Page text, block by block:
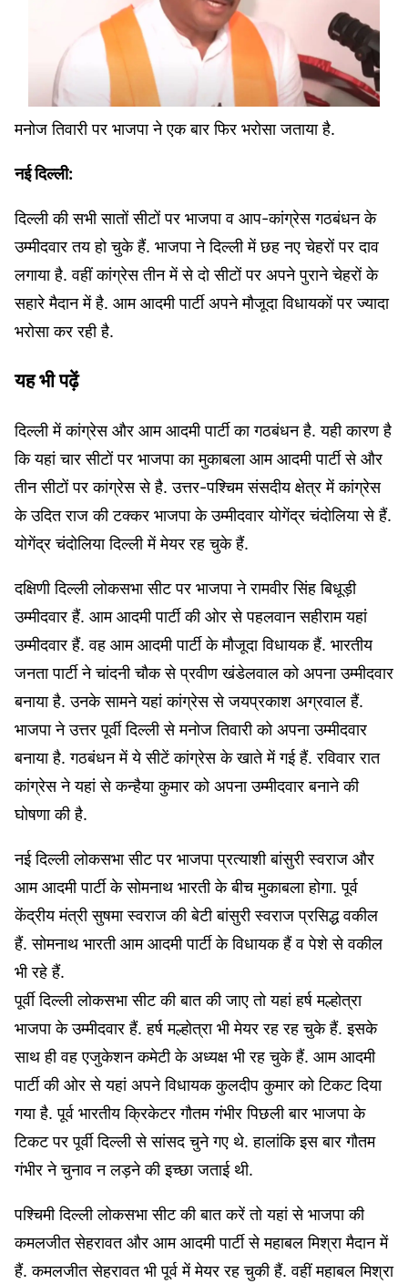
मनोज तिवारी पर भाजपा ने एक बार फिर भरोसा जताया है.
नई दिल्ली:
दिल्ली की सभी सातों सीटों पर भाजपा व आप-कांग्रेस गठबंधन के
उम्मीदवार तय हो चुके हैं. भाजपा ने दिल्ली में छह नए चेहरों पर दाव
लगाया है. वहीं कांग्रेस तीन में से दो सीटों पर अपने पुराने चेहरों के
सहारे मैदान में है. आम आदमी पार्टी अपने मौजूदा विधायकों पर ज्यादा
भरोसा कर रही है.
यह भी पढ़ें
दिल्ली में कांग्रेस और आम आदमी पार्टी का गठबंधन है. यही कारण है
कि यहां चार सीटों पर भाजपा का मुकाबला आम आदमी पार्टी से और
तीन सीटों पर कांग्रेस से है. उत्तर-पश्चिम संसदीय क्षेत्र में कांग्रेस
के उदित राज की टक्कर भाजपा के उम्मीदवार योगेंद्र चंदोलिया से हैं.
योगेंद्र चंदोलिया दिल्ली में मेयर रह चुके हैं.
दक्षिणी दिल्ली लोकसभा सीट पर भाजपा ने रामवीर सिंह बिधूड़ी
उम्मीदवार हैं. आम आदमी पार्टी की ओर से पहलवान सहीराम यहां
उम्मीदवार हैं. वह आम आदमी पार्टी के मौजूदा विधायक हैं. भारतीय
जनता पार्टी ने चांदनी चौक से प्रवीण खंडेलवाल को अपना उम्मीदवार
बनाया है. उनके सामने यहां कांग्रेस से जयप्रकाश अग्रवाल हैं.
भाजपा ने उत्तर पूर्वी दिल्ली से मनोज तिवारी को अपना उम्मीदवार
बनाया है. गठबंधन में ये सीटें कांग्रेस के खाते में गई हैं. रविवार रात
कांग्रेस ने यहां से कन्हैया कुमार को अपना उम्मीदवार बनाने की
घोषणा की है.
नई दिल्ली लोकसभा सीट पर भाजपा प्रत्याशी बांसुरी स्वराज और
आम आदमी पार्टी के सोमनाथ भारती के बीच मुकाबला होगा. पूर्व
केंद्रीय मंत्री सुषमा स्वराज की बेटी बांसुरी स्वराज प्रसिद्ध वकील
हैं. सोमनाथ भारती आम आदमी पार्टी के विधायक हैं व पेशे से वकील
भी रहे हैं.
पूर्वी दिल्ली लोकसभा सीट की बात की जाए तो यहां हर्ष मल्होत्रा
भाजपा के उम्मीदवार हैं. हर्ष मल्होत्रा भी मेयर रह रह चुके हैं. इसके
साथ ही वह एजुकेशन कमेटी के अध्यक्ष भी रह चुके हैं. आम आदमी
पार्टी की ओर से यहां अपने विधायक कुलदीप कुमार को टिकट दिया
गया है. पूर्व भारतीय क्रिकेटर गौतम गंभीर पिछली बार भाजपा के
टिकट पर पूर्वी दिल्ली से सांसद चुने गए थे. हालांकि इस बार गौतम
गंभीर ने चुनाव न लड़ने की इच्छा जताई थी.
पश्चिमी दिल्ली लोकसभा सीट की बात करें तो यहां से भाजपा की
कमलजीत सेहरावत और आम आदमी पार्टी से महाबल मिश्रा मैदान में
हैं. कमलजीत सेहरावत भी पूर्व में मेयर रह चुकी हैं. वहीं महाबल मिश्रा